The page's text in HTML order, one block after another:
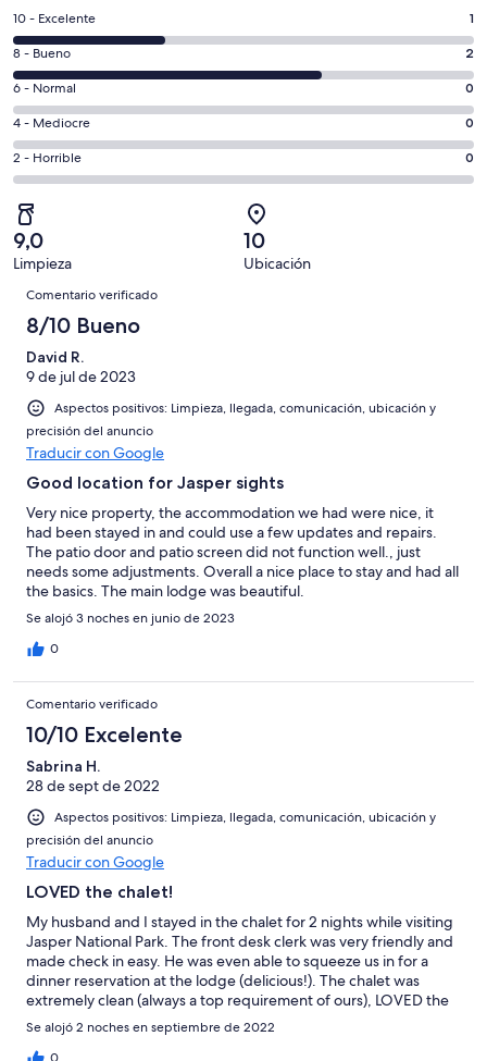
en
una
ventana
nueva
1
comentarios
de
un
total
de
3
con
una
puntuación
de
10
Excelente
10 - Excelente 1
2
comentarios
de
un
total
de
con
una
puntuación
Bueno
8 - Bueno 2
0
comentarios
de
un
total
de
3
con
una
puntuación
de
Normal
6 - Normal 0
0
comentarios
de
total
de
3
puntuación
de
Mediocre
4 - Mediocre 0
0
comentarios
de
un
total
de
con
una
puntuación
de
Horrible
2 - Horrible 0
9,0
Limpieza
10
Ubicación
Comentarios
Comentario verificado
8/10 Bueno
David R.
9 de jul de 2023
Aspectos positivos: Limpieza, llegada, comunicación, ubicación y
precisión del anuncio
Traducir con Google
Good location for Jasper sights
Very nice property, the accommodation we had were nice, it
had been stayed in and could use a few updates and repairs.
The patio door and patio screen did not function well., just
needs some adjustments. Overall a nice place to stay and had all
the basics. The main lodge was beautiful.
Se alojó 3 noches en junio de 2023
0
Comentario verificado
10/10 Excelente
Sabrina H.
28 de sept de 2022
Aspectos positivos: Limpieza, llegada, comunicación, ubicación y
precisión del anuncio
Traducir con Google
LOVED the chalet!
My husband and I stayed in the chalet for 2 nights while visiting
Jasper National Park. The front desk clerk was very friendly and
made check in easy. He was even able to squeeze us in for a
dinner reservation at the lodge (delicious!). The chalet was
extremely clean (always a top requirement of ours), LOVED the
decor, and the location was perfect for us. The landscapes are
absolutely stunning. There are grocery stores and additional
Se alojó 2 noches en septiembre de 2022